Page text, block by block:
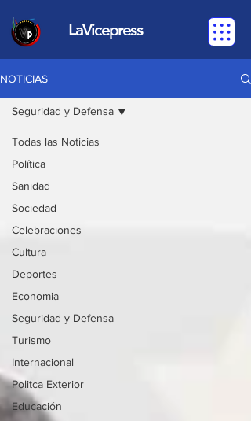
LaVicepress
NOTICIAS
Todas las Noticias
Política
Sanidad
Sociedad
Celebraciones
Cultura
Deportes
Economia
Seguridad y Defensa
Turismo
Internacional
Politca Exterior
Educación
Seguridad y Defensa